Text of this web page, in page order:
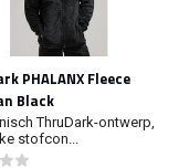
PHALANX Fleece
Black
ThruDark-ontwerp,
stofcon...